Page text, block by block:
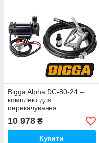
Bigga Alpha DC-80-24 –
комплект для
перекачування
Живлення 24В. 80л/хв.
Механічний
10 978 ₴
Купити